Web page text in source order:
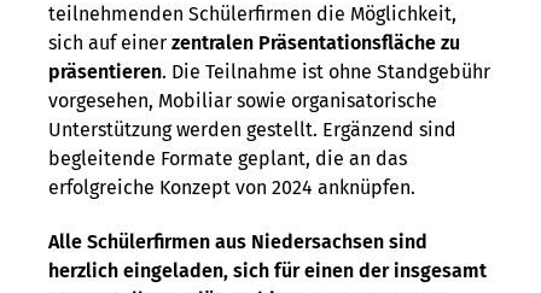
teilnehmenden Schülerfirmen die Möglichkeit,
sich auf einer zentralen Präsentationsfläche zu
präsentieren. Die Teilnahme ist ohne Standgebühr
vorgesehen, Mobiliar sowie organisatorische
Unterstützung werden gestellt. Ergänzend sind
begleitende Formate geplant, die an das
erfolgreiche Konzept von 2024 anknüpfen.
Alle Schülerfirmen aus Niedersachsen sind
herzlich eingeladen, sich für einen der insgesamt